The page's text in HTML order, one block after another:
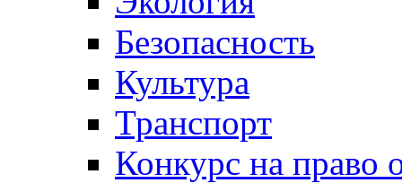
Безопасность
Культура
Транспорт
Конкурс на право